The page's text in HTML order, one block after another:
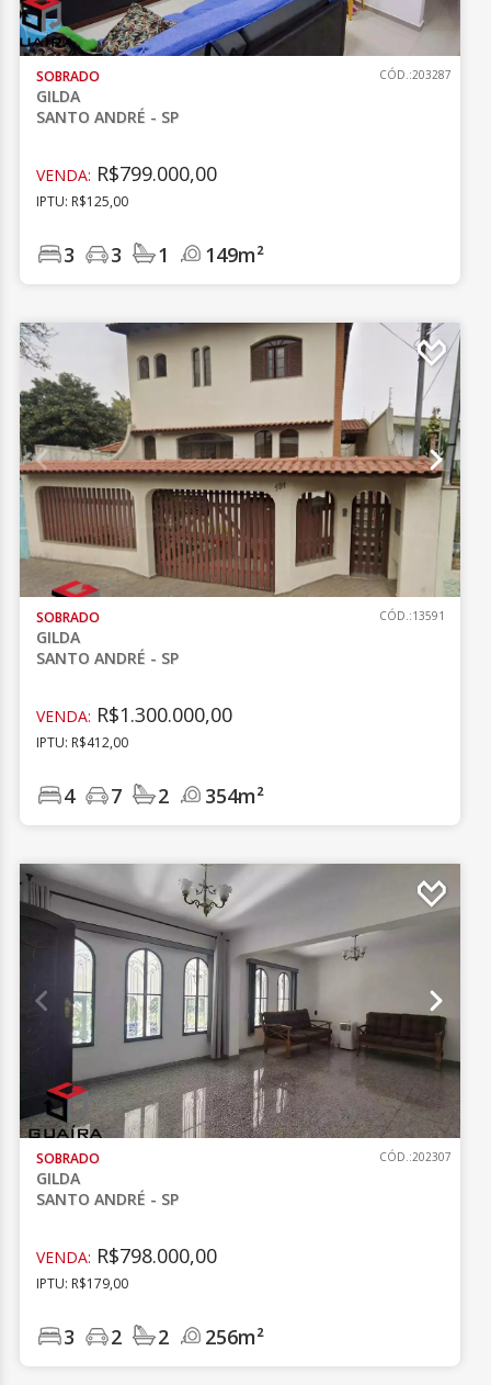
SOBRADO
GILDA
SANTO ANDRÉ - SP
CÓD.:203287
VENDA: R$799.000,00
IPTU: R$125,00
3 3 1 149m²
SOBRADO
GILDA
SANTO ANDRÉ - SP
CÓD.:13591
VENDA: R$1.300.000,00
IPTU: R$412,00
4 7 2 354m²
SOBRADO
GILDA
SANTO ANDRÉ - SP
CÓD.:202307
VENDA: R$798.000,00
IPTU: R$179,00
3 2 2 256m²